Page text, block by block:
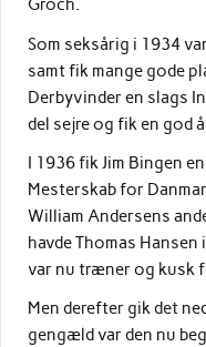
Groch.
Som seksårig i 1934
samt fik mange gode
Derbyvinder en slags
del sejre og fik en god
I 1936 fik Jim Bingen
Mesterskab for
William Andersens
havde Thomas Hansen
var nu træner og kusk
Men derefter gik det
gengæld var den nu